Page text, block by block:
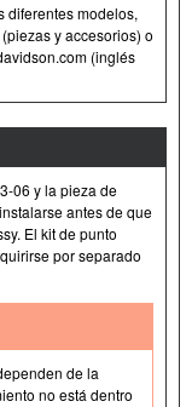
diferentes modelos,
y accesorios) o
(inglés
06 y la pieza de
antes de que
El kit de punto
por separado
de la
no está dentro